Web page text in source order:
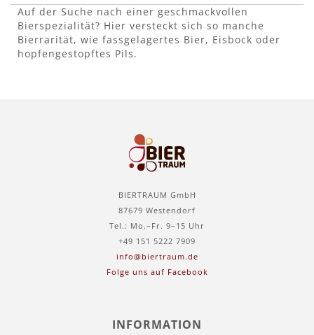
Auf der Suche nach einer geschmackvollen
Bierspezialität? Hier versteckt sich so manche
Bierrarität, wie fassgelagertes Bier, Eisbock oder
hopfengestopftes Pils.
BIERTRAUM GmbH
87679 Westendorf
Tel.: Mo.–Fr. 9–15 Uhr
+49 151 5222 7909
info@biertraum.de
Folge uns auf Facebook
INFORMATION